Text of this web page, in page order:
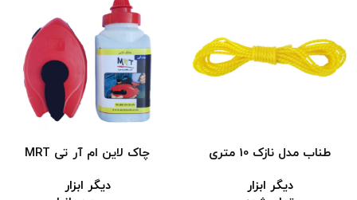
طناب مدل نازک 10 متری
دیگر ابزار
چاک لاین ام آر تی MRT
دیگر ابزار